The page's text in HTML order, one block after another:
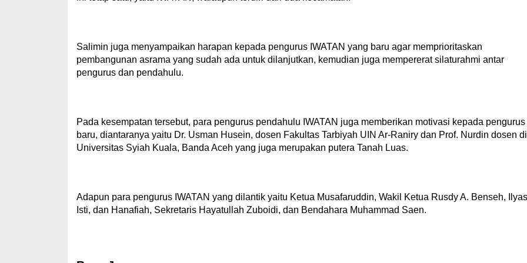
Salimin juga menyampaikan harapan kepada pengurus IWATAN yang baru agar memprioritaskan
pembangunan asrama yang sudah ada untuk dilanjutkan, kemudian juga mempererat silaturahmi antar
pengurus dan pendahulu.
Pada kesempatan tersebut, para pengurus pendahulu IWATAN juga memberikan motivasi kepada pengurus
baru, diantaranya yaitu Dr. Usman Husein, dosen Fakultas Tarbiyah UIN Ar-Raniry dan Prof. Nurdin dosen di
Universitas Syiah Kuala, Banda Aceh yang juga merupakan putera Tanah Luas.
Adapun para pengurus IWATAN yang dilantik yaitu Ketua Musafaruddin, Wakil Ketua Rusdy A. Benseh, Ilyas
Isti, dan Hanafiah, Sekretaris Hayatullah Zuboidi, dan Bendahara Muhammad Saen.